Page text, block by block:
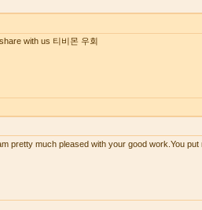
with us 티비몬 우회
pretty much pleased with your good work.You put